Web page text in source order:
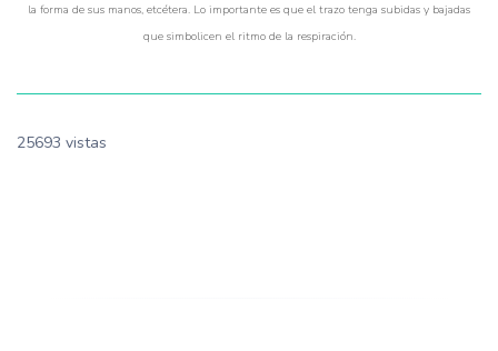
la forma de sus manos, etcétera. Lo importante es que el trazo tenga subidas y bajadas
que simbolicen el ritmo de la respiración.
25693 vistas